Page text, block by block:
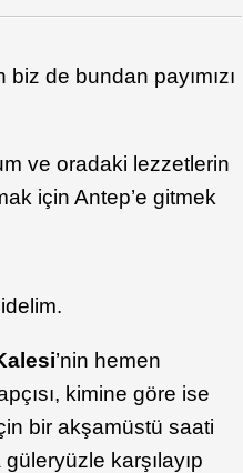
de bundan payımızı
ve oradaki lezzetlerin
için Antep’e gitmek
’nin hemen
kimine göre ise
bir akşamüstü saati
karşılayıp